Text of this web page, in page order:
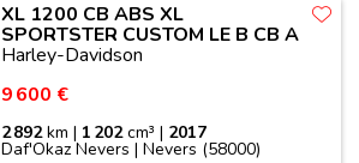
XL 1200 CB ABS XL
SPORTSTER CUSTOM LE B CB A
Harley-Davidson
9 600 €
2 892km | 1 202cm³ | 2017
Daf'Okaz Nevers | Nevers (58000)